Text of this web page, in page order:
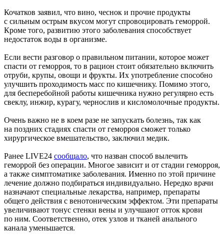
Кочатков заявил, что вино, чеснок и прочие продукты
с сильным острым вкусом могут спровоцировать геморрой.
Кроме того, развитию этого заболевания способствует
недостаток воды в организме.
Если вести разговор о правильном питании, которое может
спасти от геморроя, то в рацион стоит обязательно включить
отруби, крупы, овощи и фрукты. Их употребление способно
улучшить проходимость масс по кишечнику. Помимо этого,
для бесперебойной работы кишечника нужно регулярно есть
свеклу, инжир, курагу, чернослив и кисломолочные продукты.
Очень важно не в коем разе не запускать болезнь, так как
на поздних стадиях спасти от геморроя сможет только
хирургическое вмешательство, заключил медик.
Ранее LIVE24 сообщало, что назван способ вылечить
геморрой без операции. Многое зависит и от стадии геморроя,
а также симптоматике заболевания. Именно по этой причине
лечение должно подбираться индивидуально. Нередко врачи
назначают специальные лекарства, например, препараты
общего действия с венотоническим эффектом. Эти препараты
увеличивают тонус стенки вены и улучшают отток крови
по ним. Соответственно, отек узлов и тканей анального
канала уменьшается.